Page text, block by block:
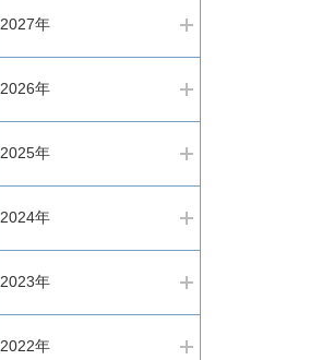
2027年
2026年
2025年
2024年
2023年
2022年